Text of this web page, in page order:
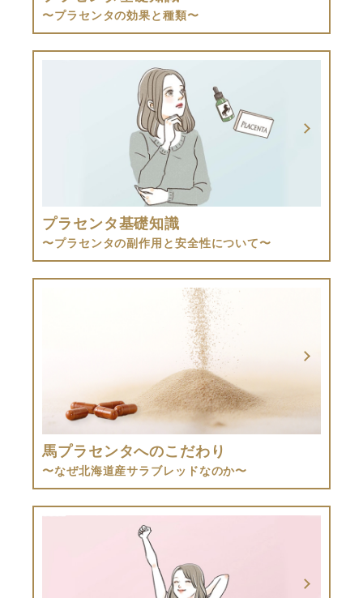
〜プラセンタの効果と種類〜
プラセンタ基礎知識
〜プラセンタの副作用と安全性について〜
馬プラセンタへのこだわり
〜なぜ北海道産サラブレッドなのか〜